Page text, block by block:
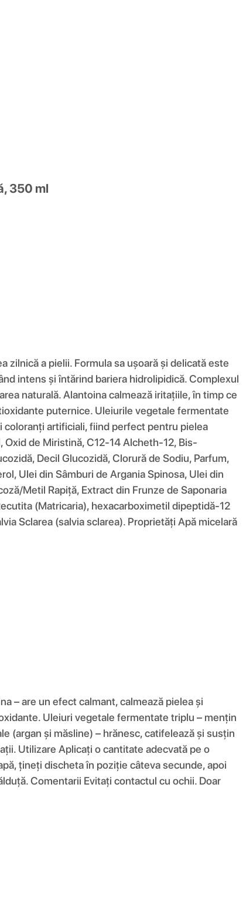
350 ml
zilnică a pielii. Formula sa ușoară și delicată este
intens și întărind bariera hidrolipidică. Complexul
naturală. Alantoina calmează iritațiile, în timp ce
puternice. Uleiurile vegetale fermentate
coloranți artificiali, fiind perfect pentru pielea
de Miristină, C12-14 Alcheth-12, Bis-
Decil Glucozidă, Clorură de Sodiu, Parfum,
Ulei din Sâmburi de Argania Spinosa, Ulei din
Metil Rapiță, Extract din Frunze de Saponaria
(Matricaria), hexacarboximetil dipeptidă-12
Sclarea (salvia sclarea). Proprietăți Apă micelară
– are un efect calmant, calmează pielea și
Uleiuri vegetale fermentate triplu – mențin
(argan și măsline) – hrănesc, catifelează și susțin
Utilizare Aplicați o cantitate adecvată pe o
țineți discheta în poziție câteva secunde, apoi
Comentarii Evitați contactul cu ochii. Doar